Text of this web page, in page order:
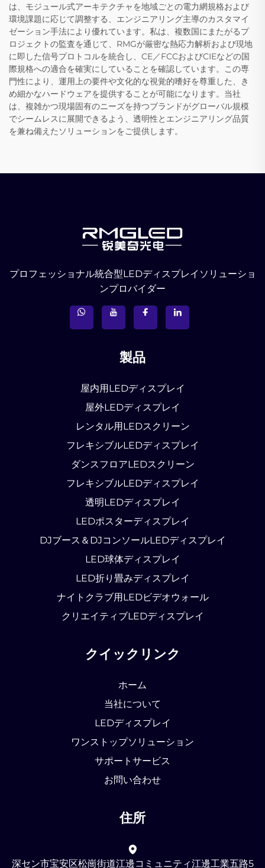
は、モジュール式アーキテクチャを地域ごとの電力網規格および
環境課題に応じて調整する、エンジニアリング主導のカスタマイ
ゼーション手法により優れています。私は、複数国にまたがるプ
ロジェクトの監査を通じて、RMGが厳密な熱応力解析および現地
に即した信号プロトコルを統合し、CE／FCCおよびCIEなどの国
際規格への適合を確実にしていることを確認しています。この専
門性により、運用上の要件や文化的な視覚的嗜好を尊重した、き
め細かなハードウェアを提供することが可能になります。当社
は、複雑かつ現場固有のニーズを持つブランドがグローバル規模
でシームレスに展開できるよう、透明性とエンジニアリング品質
を兼ね備えたソリューションをご提供します。
プロフェッショナル統合型LEDディスプレイソリューショ
ンプロバイダー
製品
屋内用LEDディスプレイ
屋外LEDディスプレイ
レンタル用LEDスクリーン
フレキシブルLEDディスプレイ
ダンスフロアLEDスクリーン
フレキシブルLEDディスプレイ
透明LEDディスプレイ
LEDポスターディスプレイ
DJブース＆DJコンソールLEDディスプレイ
LED球体ディスプレイ
LED折り畳みディスプレイ
ナイトクラブ用LEDビデオウォール
クリエイティブLEDディスプレイ
クイックリンク
ホーム
当社について
LEDディスプレイ
ワンストップソリューション
サポートサービス
お問い合わせ
住所
深セン市宝安区松崗街道江邊コミュニティ江邊工業五路5